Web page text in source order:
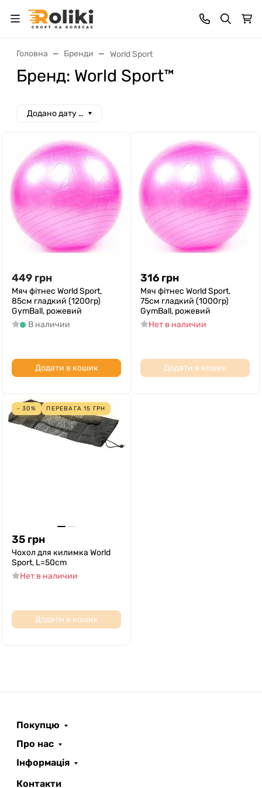
Головна Бренди World Sport
Бренд: World Sport™
Додано дату спад
449 грн
Мяч фітнес World Sport,
85см гладкий (1200гр)
GymBall, рожевий
В наличии
Додати в кошик
316 грн
Мяч фітнес World Sport,
75см гладкий (1000гр)
GymBall, рожевий
Нет в наличии
Додати в кошик
- 30% ПЕРЕВАГА15 ГРН
35 грн
Чохол для килимка World
Sport, L=50cm
Нет в наличии
Додати в кошик
Покупцю
Про нас
Інформація
Контакти